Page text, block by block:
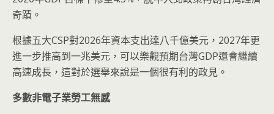
奇蹟。
根據五大CSP對2026年資本支出達八千億美元，2027年更
進一步推高到一兆美元，可以樂觀預期台灣GDP還會繼續
高速成長，這對於選舉來說是一個很有利的政見。
多數非電子業勞工無感